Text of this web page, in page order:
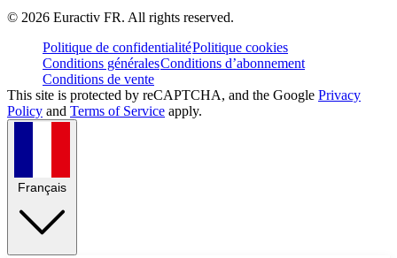
© 2026 Euractiv FR. All rights reserved.
Politique de confidentialitéPolitique cookies
Conditions généralesConditions d’abonnement
Conditions de vente
This site is protected by reCAPTCHA, and the Google Privacy
Policy and Terms of Service apply.
Français